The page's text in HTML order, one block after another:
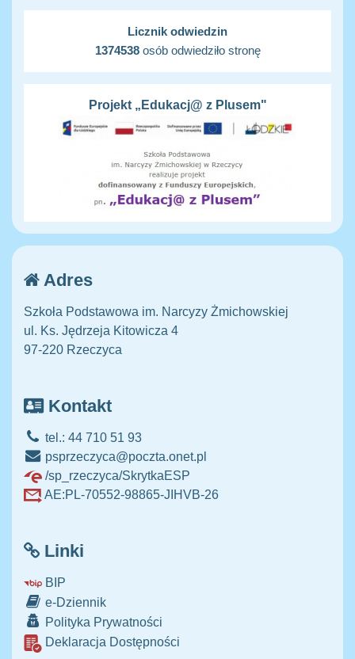
Licznik odwiedzin
1374538osób odwiedziło stronę
Projekt „Edukacj@ z Plusem"
Adres
Szkoła Podstawowa im. Narcyzy Żmichowskiej
ul. Ks. Jędrzeja Kitowicza 4
97-220 Rzeczyca
Kontakt
tel.: 44 710 51 93
psprzeczyca@poczta.onet.pl
/sp_rzeczyca/SkrytkaESP
AE:PL-70552-98865-JIHVB-26
Linki
BIP
e-Dziennik
Polityka Prywatności
Deklaracja Dostępności